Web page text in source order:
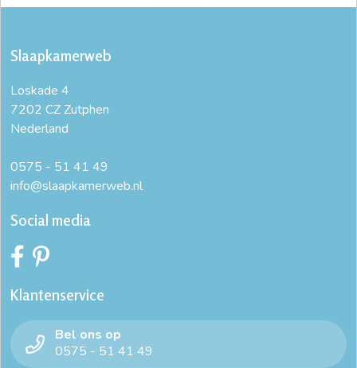
Slaapkamerweb
Loskade 4
7202 CZ Zutphen
Nederland
0575 - 51 41 49
info@slaapkamerweb.nl
Social media
Klantenservice
Bel ons op
0575 - 51 41 49